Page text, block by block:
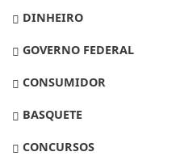
DINHEIRO
GOVERNO FEDERAL
CONSUMIDOR
BASQUETE
CONCURSOS